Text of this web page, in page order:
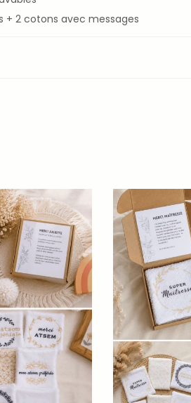
+ 2 cotons avec messages
et rempli d’émotion que votre
? Découvrez tous les avantages